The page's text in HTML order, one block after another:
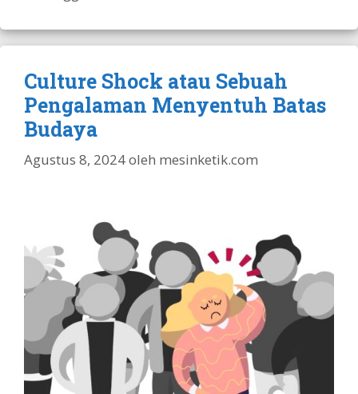
Culture Shock atau Sebuah
Pengalaman Menyentuh Batas
Budaya
Agustus 8, 2024oleh mesinketik.com